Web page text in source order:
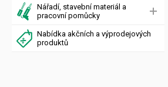
Nářadí, stavební materiál a
pracovní pomůcky
Nabídka akčních a výprodejových
produktů